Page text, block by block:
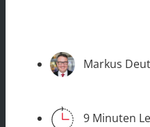
Markus
9 Minuten